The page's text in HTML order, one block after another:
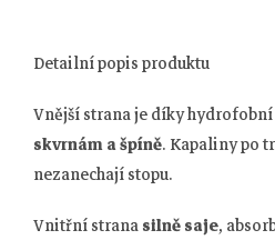
Detailní popis produktu
Vnější strana je díky hydrofobní
skvrnám a špíně. Kapaliny po
nezanechají stopu.
Vnitřní stranasilně saje,